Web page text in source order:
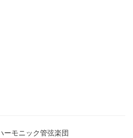
ーモニック管弦楽団